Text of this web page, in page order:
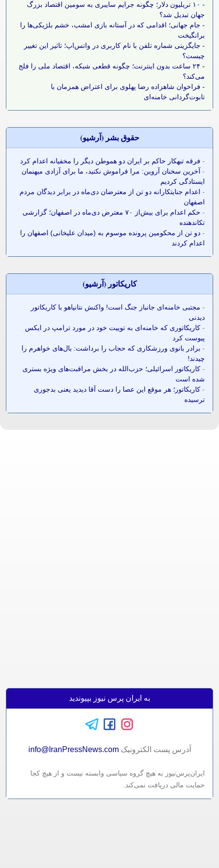
-
۱۰ تریلیون دلار؛ چگونه جرایم سایبری به سومین اقتصاد بزرگ
جهان تبدیل شد؟
- جام جهانی؛ اقدامی که در آستانه بازی امشب، خشم بلژیکی‌ها را
برانگیخت
- جایگزینی شماره تلفن با نام کاربری در واتس‌اپ؛ تاثیر این تغییر
چیست؟
-
۲۴ ساعت بدون اینترنت؛ چگونه قطعی شبکه، اقتصاد ملی را فلج
می‌کند؟
- فراخوان شاهزاده رضا پهلوی برای اعتراض همزمان با
تابوت‌گردانی خامنه‌ای
حقوق بشر (آرشيو)
- فرقه تبهکار حاکم بر ایران دو هموطن دیگر را مخفیانه اعدام کرد
- آخرین سخنان آروین: مرا فراموش نکنید، ما برای آزادی میهنمان
ایستادگی کردیم
- اعدام جنایتکارانه دو تن از معترضان دی‌ماه در برابر دیدگان مردم
اصفهان
-
حکم اعدام برای بیش‌از ۷۰ معترض دی‌ماه در اصفهان؛ گزارشی
تکاندهنده
- دو تن از محکومین پرونده موسوم به (میدان علیخانی) اصفهان را
اعدام کردند
کاريکاتور (آرشيو)
- مجتبی خامنه‌ای جانباز جنگ است! واکنش نتانیاهو با کاریکاتور
دیدنی
- کاریکاتوری که خامنه‌ای به توییت خود در مورد ترامپ در ایکس
پیوست کرد
- برادر بانوی ورزشکاری که حجاب را برداشت: بال‌های خواهرم را
چیدند!
- کاریکاتور اسرائیلی؛ حزب‌الله در بخش مراقبت‌های ویژه بستری
شده است
- کاریکاتور؛ هر موقع این عصا را دست آقا دیدید یعنی بدجوری
ترسیده
به ایران پرس نیوز بپیوندید
آدرس پست الکترونيکinfo@IranPressNews.com
ایران‌پرس‌نیوز به هیچ گروه سیاسی وابسته نیست و از هیچ کجا
حمایت مالی دریافت نمی‌کند.